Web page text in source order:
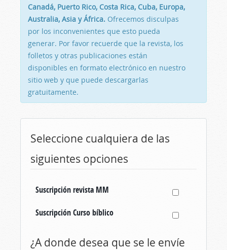
Canadá, Puerto Rico, Costa Rica, Cuba, Europa,
Australia, Asia y África. Ofrecemos disculpas
por los inconvenientes que esto pueda
generar. Por favor recuerde que la revista, los
folletos y otras publicaciones están
disponibles en formato electrónico en nuestro
sitio web y que puede descargarlas
gratuitamente.
Seleccione cualquiera de las
siguientes opciones
Suscripción revista MM
Suscripción Curso bíblico
¿A donde desea que se le envíe